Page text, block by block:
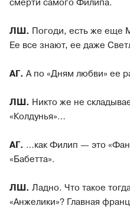
смерти самого Филипа.
ЛШ. Погоди, есть же еще
Ее все знают, ее даже
АГ. А по «Дням любви» ее
ЛШ. Никто же не
«Колдунья»…
АГ. …как Филип — это
«Бабетта».
ЛШ. Ладно. Что такое
«Анжелики»? Главная